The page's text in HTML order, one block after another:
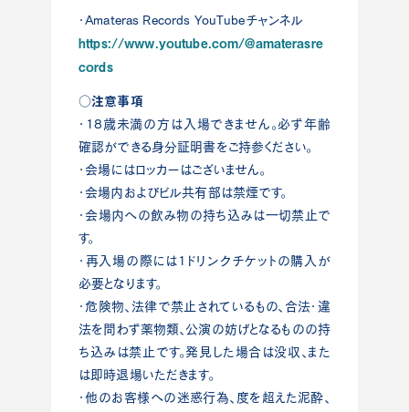
・Amateras Records YouTubeチャンネル
https://www.youtube.com/@amaterasre
cords
○注意事項
・18歳未満の方は入場できません。必ず年齢
確認ができる身分証明書をご持参ください。
・会場にはロッカーはございません。
・会場内およびビル共有部は禁煙です。
・会場内への飲み物の持ち込みは一切禁止で
す。
・再入場の際には1ドリンクチケットの購入が
必要となります。
・危険物、法律で禁止されているもの、合法・違
法を問わず薬物類、公演の妨げとなるものの持
ち込みは禁止です。発見した場合は没収、また
は即時退場いただきます。
・他のお客様への迷惑行為、度を超えた泥酔、